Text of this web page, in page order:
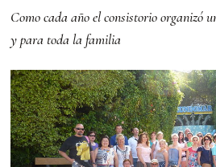
Como cada año el consistorio organizó
y para toda la familia